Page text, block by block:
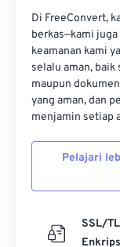
Di FreeConvert,
berkas—kami
keamanan kami
selalu aman, baik
maupun
yang aman, dan
menjamin setiap
Pelajari
SSL/